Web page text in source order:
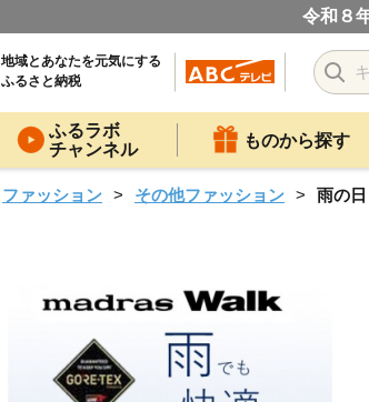
令和８
地域とあなたを元気にする
ふるさと納税
ふるラボ
チャンネル
ものから探す
ファッション その他ファッション 雨の